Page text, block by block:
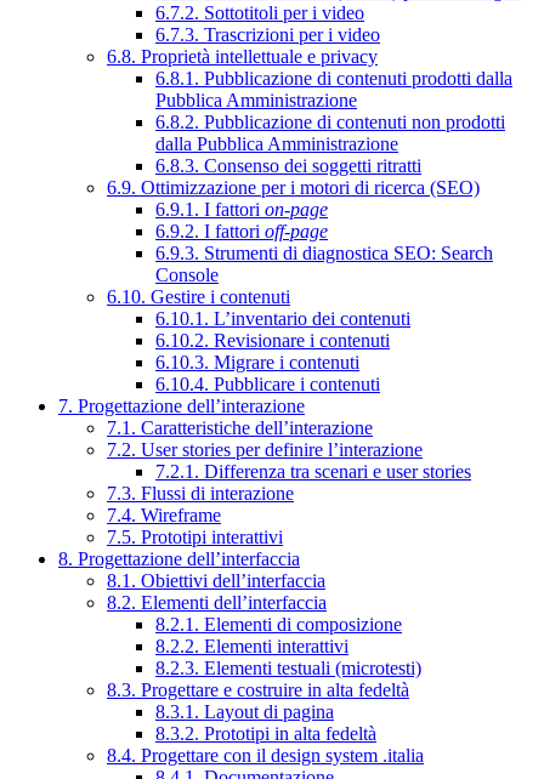
6.7.2. Sottotitoli per i video
6.7.3. Trascrizioni per i video
6.8. Proprietà intellettuale e privacy
6.8.1. Pubblicazione di contenuti prodotti dalla
Pubblica Amministrazione
6.8.2. Pubblicazione di contenuti non prodotti
dalla Pubblica Amministrazione
6.8.3. Consenso dei soggetti ritratti
6.9. Ottimizzazione per i motori di ricerca (SEO)
6.9.1. I fattori on-page
6.9.2. I fattori off-page
6.9.3. Strumenti di diagnostica SEO: Search
Console
6.10. Gestire i contenuti
6.10.1. L’inventario dei contenuti
6.10.2. Revisionare i contenuti
6.10.3. Migrare i contenuti
6.10.4. Pubblicare i contenuti
7. Progettazione dell’interazione
7.1. Caratteristiche dell’interazione
7.2. User stories per definire l’interazione
7.2.1. Differenza tra scenari e user stories
7.3. Flussi di interazione
7.4. Wireframe
7.5. Prototipi interattivi
8. Progettazione dell’interfaccia
8.1. Obiettivi dell’interfaccia
8.2. Elementi dell’interfaccia
8.2.1. Elementi di composizione
8.2.2. Elementi interattivi
8.2.3. Elementi testuali (microtesti)
8.3. Progettare e costruire in alta fedeltà
8.3.1. Layout di pagina
8.3.2. Prototipi in alta fedeltà
8.4. Progettare con il design system .italia